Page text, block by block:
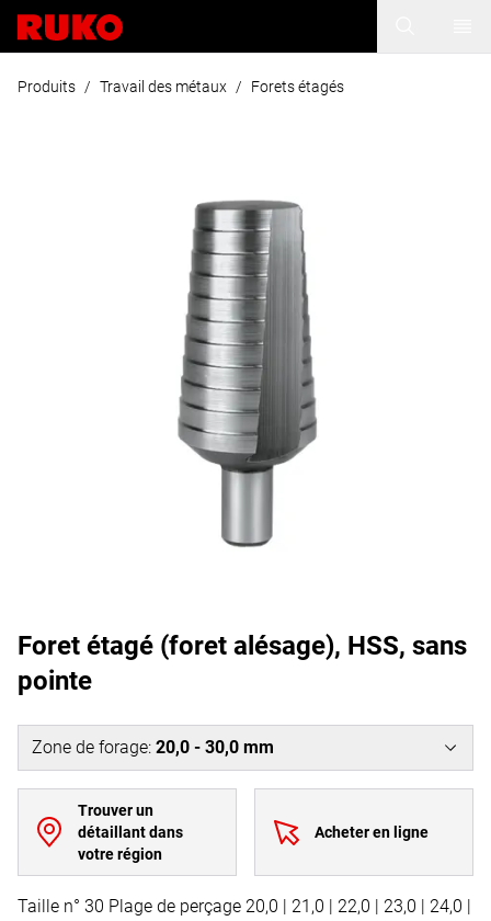
Produits / Travail des métaux / Forets étagés
Foret étagé (foret alésage), HSS, sans
pointe
Zone de forage: 20,0 - 30,0 mm
Trouver un
détaillant dans
votre région
Acheter en ligne
Taille n° 30 Plage de perçage 20,0 | 21,0 | 22,0 | 23,0 | 24,0 |